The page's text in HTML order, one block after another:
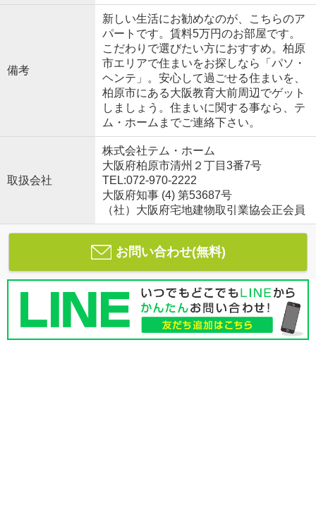
備考
新しい生活にお勧めなのが、こちらのア
パートです。賃料5万円のお部屋です。
こだわりで選びたい方におすすめ。柏原
市エリアで住まいをお探しなら「パソ・
ヘンテ」。安心して過ごせる住まいを、
柏原市にある大阪教育大前周辺でゲット
しましょう。住まいに関する事なら、テ
ム・ホームまでご連絡下さい。
取扱会社
株式会社テム・ホーム
大阪府柏原市清州２丁目3番7号
TEL:072-970-2222
大阪府知事 (4) 第53687号
（社）大阪府宅地建物取引業協会正会員
お問い合わせ(無料)